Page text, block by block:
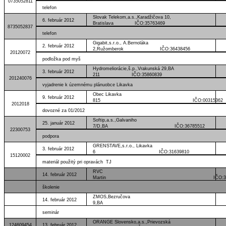
telefon
8735052837
6. február 2012
Slovak Telekom,a.s.,Karadžičova 10,
Bratislava IČO:35763469
telefon
20120072
2. február 2012
Gigabit,s.r.o., A.Bernoláka
2,Ružomberok IČO:36438456
podložka pod myš
201240076
3. február 2012
Hydromeliorácie,š.p.,Vrakunská 29,BA
211 IČO:35860839
vyjadrenie k územnému plánuobce Likavka
2012018
9. február 2012
Obec Likavka
815 IČO:00315362
dovozné za 01/2012
22300753
25. január 2012
Softip,a.s.,Galvaniho
7/D,BA IČO:36785512
podpora
15120002
3. február 2012
GRENSTAVE,s.r.o., Likavka
6 IČO:31639810
materiál použitý pri opravách TJ
14. február 2012
RVC
Martin
školenie
14. február 2012
ZMOS,Bezručova
9,BA
seminár
124609454 13. február 2012
ORANGE Slovensko,a.s.,Prievozská